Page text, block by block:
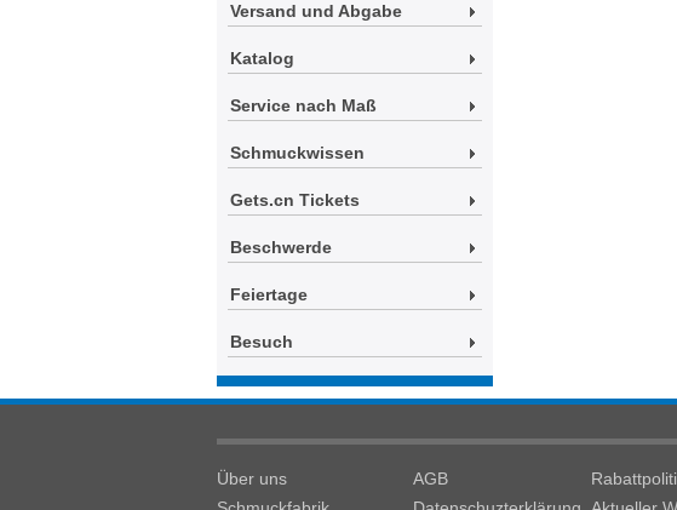
Versand und Abgabe
Katalog
Service nach Maß
Schmuckwissen
Gets.cn Tickets
Beschwerde
Feiertage
Besuch
Über uns
AGB